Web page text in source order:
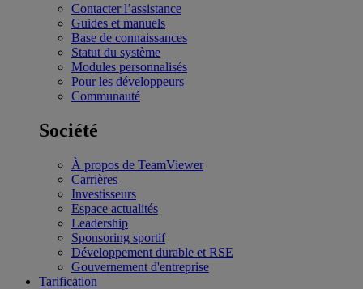
Contacter l’assistance
Guides et manuels
Base de connaissances
Statut du système
Modules personnalisés
Pour les développeurs
Communauté
Société
À propos de TeamViewer
Carrières
Investisseurs
Espace actualités
Leadership
Sponsoring sportif
Développement durable et RSE
Gouvernement d'entreprise
Tarification